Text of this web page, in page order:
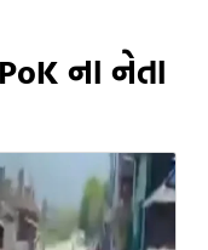
ના નેતા